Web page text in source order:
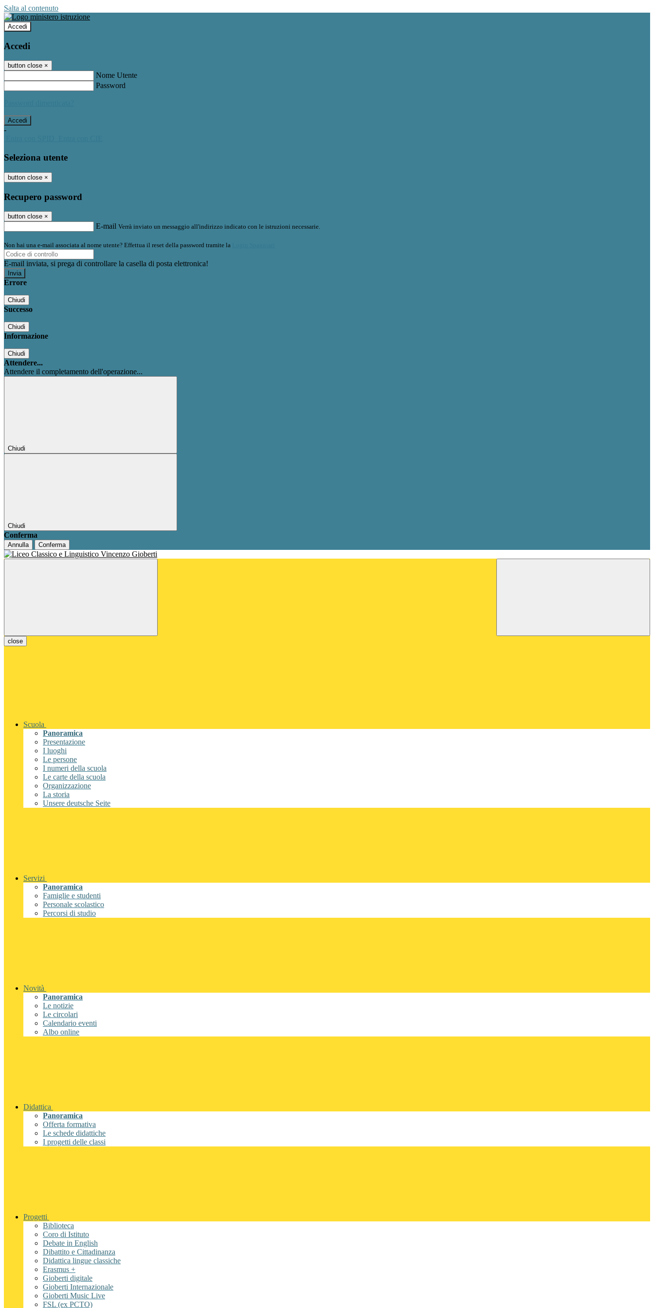
Salta al contenuto
Accedi
Accedi
button close ×
Nome Utente
Password
-
Seleziona utente
button close ×
Recupero password
button close ×
E-mail Verrà inviato un messaggio all'indirizzo indicato con le istruzioni necessarie.
Non hai una e-mail associata al nome utente? Effettua il reset della password tramite la
E-mail inviata, si prega di controllare la casella di posta elettronica!
Errore
Chiudi
Successo
Chiudi
Informazione
Chiudi
Attendere...
Attendere il completamento dell'operazione...
Chiudi
Chiudi
Conferma
Annulla Conferma
close
Scuola
Panoramica
Presentazione
I luoghi
Le persone
I numeri della scuola
Le carte della scuola
Organizzazione
La storia
Unsere deutsche Seite
Servizi
Panoramica
Famiglie e studenti
Personale scolastico
Percorsi di studio
Novità
Panoramica
Le notizie
Le circolari
Calendario eventi
Albo online
Didattica
Panoramica
Offerta formativa
Le schede didattiche
I progetti delle classi
Progetti
Biblioteca
Coro di Istituto
Debate in English
Dibattito e Cittadinanza
Didattica lingue classiche
Erasmus +
Gioberti digitale
Gioberti Internazionale
Gioberti Music Live
FSL (ex PCTO)